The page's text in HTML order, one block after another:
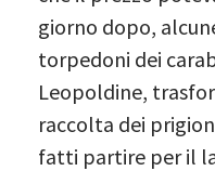
giorno dopo,
torpedoni dei
Leopoldine,
raccolta dei
fatti partire per il